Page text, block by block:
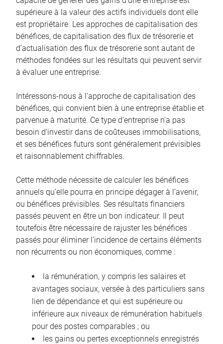
supérieure à la valeur des actifs individuels dont elle
est propriétaire. Les approches de capitalisation des
bénéfices, de capitalisation des flux de trésorerie et
d’actualisation des flux de trésorerie sont autant de
méthodes fondées sur les résultats qui peuvent servir
à évaluer une entreprise.
Intéressons-nous à l’approche de capitalisation des
bénéfices, qui convient bien à une entreprise établie et
parvenue à maturité. Ce type d’entreprise n’a pas
besoin d’investir dans de coûteuses immobilisations,
et ses bénéfices futurs sont généralement prévisibles
et raisonnablement chiffrables.
Cette méthode nécessite de calculer les bénéfices
annuels qu’elle pourra en principe dégager à l’avenir,
ou bénéfices prévisibles. Ses résultats financiers
passés peuvent en être un bon indicateur. Il peut
toutefois être nécessaire de rajuster les bénéfices
passés pour éliminer l’incidence de certains éléments
non récurrents ou non économiques, comme :
la rémunération, y compris les salaires et
avantages sociaux, versée à des particuliers sans
lien de dépendance et qui est supérieure ou
inférieure aux niveaux de rémunération habituels
pour des postes comparables ; ou
les gains ou pertes exceptionnels enregistrés